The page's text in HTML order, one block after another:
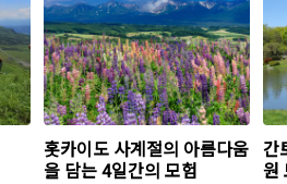
홋카이도 사계절의 아름다움
을 담는 4일간의 모험
간
원